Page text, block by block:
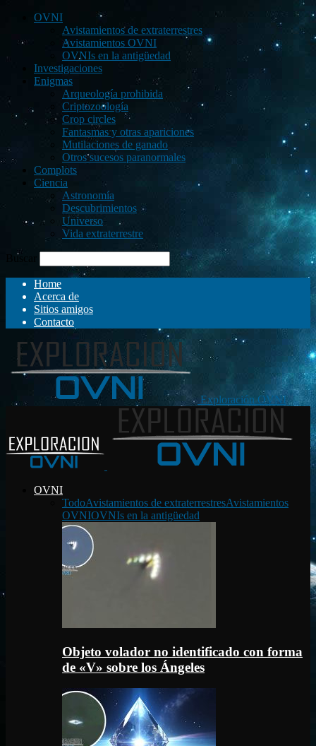
OVNI
Avistamientos de extraterrestres
Avistamientos OVNI
OVNIs en la antigüedad
Investigaciones
Enigmas
Arqueología prohibida
Criptozoología
Crop circles
Fantasmas y otras apariciones
Mutilaciones de ganado
Otros sucesos paranormales
Complots
Ciencia
Astronomía
Descubrimientos
Universo
Vida extraterrestre
Buscar
Home
Acerca de
Sitios amigos
Contacto
Exploración OVNI
OVNI
TodoAvistamientos de extraterrestresAvistamientos
OVNIOVNIs en la antigüedad
Objeto volador no identificado con forma
de «V» sobre los Ángeles